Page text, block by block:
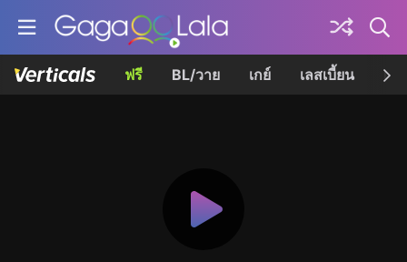
ฟรี BL/วาย เกย์ เลสเบี้ยน เค